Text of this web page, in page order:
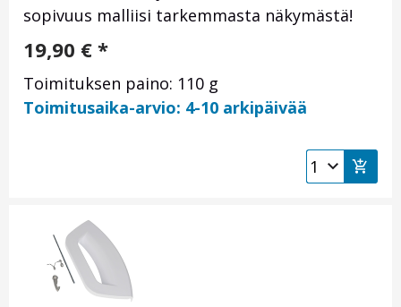
sopivuus malliisi tarkemmasta näkymästä!
19,90 € *
Toimituksen paino: 110 g
Toimitusaika-arvio: 4-10 arkipäivää